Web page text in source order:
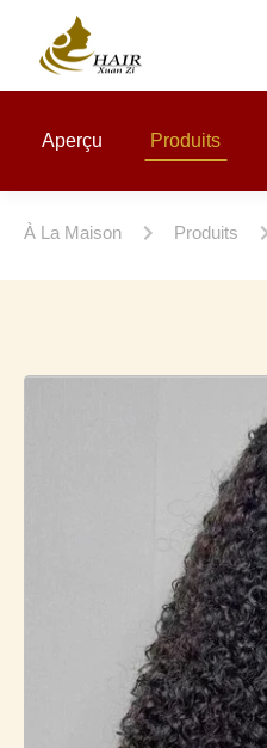
Aperçu Produits
À La Maison Produits